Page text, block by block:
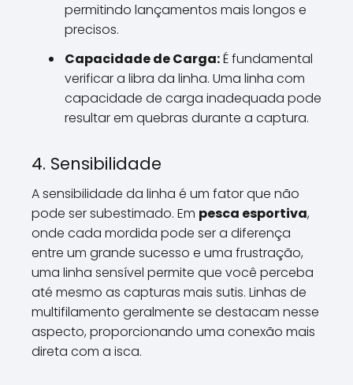
permitindo lançamentos mais longos e
precisos.
Capacidade de Carga:É fundamental
verificar a libra da linha. Uma linha com
capacidade de carga inadequada pode
resultar em quebras durante a captura.
4. Sensibilidade
A sensibilidade da linha é um fator que não
pode ser subestimado. Em pesca esportiva,
onde cada mordida pode ser a diferença
entre um grande sucesso e uma frustração,
uma linha sensível permite que você perceba
até mesmo as capturas mais sutis. Linhas de
multifilamento geralmente se destacam nesse
aspecto, proporcionando uma conexão mais
direta com a isca.